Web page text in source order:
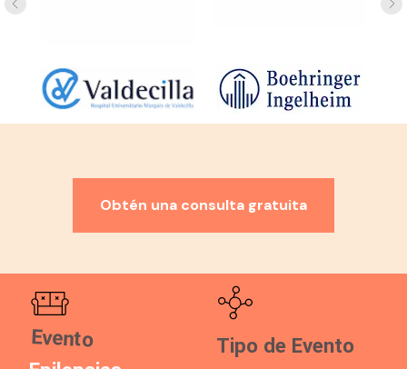
Obtén una consulta gratuita
Privada | Registro Remoto